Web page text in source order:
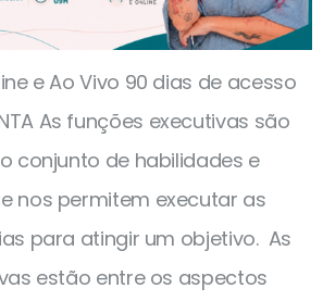
e Ao Vivo 90 dias de acesso
As funções executivas são
conjunto de habilidades e
nos permitem executar as
para atingir um objetivo. As
estão entre os aspectos